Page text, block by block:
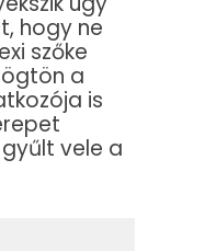
hogy ne
szőke
a
is
vele a